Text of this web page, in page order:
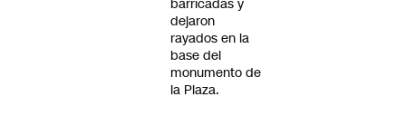
barricadas y
dejaron
rayados en la
base del
monumento de
la Plaza.